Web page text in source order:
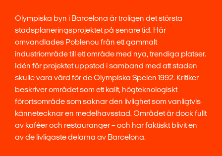
Olympiska byn i Barcelona är troligen det största
stadsplaneringsprojektet på senare tid. Här
omvandlades Poblenou från ett gammalt
industriområde till ett område med nya, trendiga platser.
Idén för projektet uppstod i samband med att staden
skulle vara värd för de Olympiska Spelen 1992. Kritiker
beskriver området som ett kallt, högteknologiskt
förortsområde som saknar den livlighet som vanligtvis
kännetecknar en medelhavsstad. Området är dock fullt
av kaféer och restauranger – och har faktiskt blivit en
av de livligaste delarna av Barcelona.